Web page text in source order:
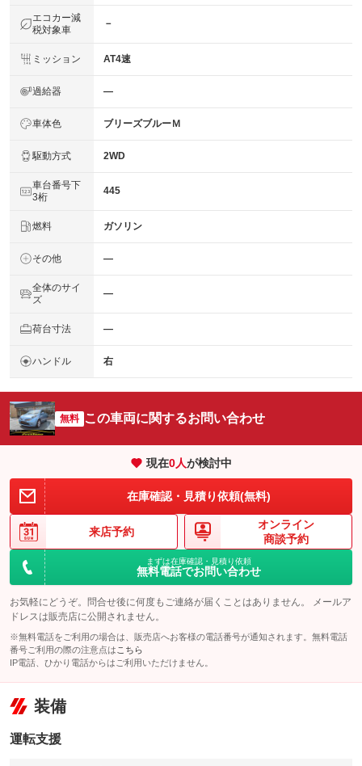
エコカー減
税対象車
－
ミッション AT4速
過給器 ―
車体色 ブリーズブルーＭ
駆動方式 2WD
車台番号下
3桁
445
燃料 ガソリン
その他 ―
全体のサイ
ズ
―
荷台寸法 ―
ハンドル 右
無料 この車両に関するお問い合わせ
現在0人が検討中
在庫確認・見積り依頼(無料)
来店予約
オンライン
商談予約
まずは在庫確認・見積り依頼
無料電話でお問い合わせ
お気軽にどうぞ。問合せ後に何度もご連絡が届くことはありません。 メールア
ドレスは販売店に公開されません。
※無料電話をご利用の場合は、販売店へお客様の電話番号が通知されます。無料電話
番号ご利用の際の注意点は こちら
IP電話、ひかり電話からはご利用いただけません。
装備
運転支援